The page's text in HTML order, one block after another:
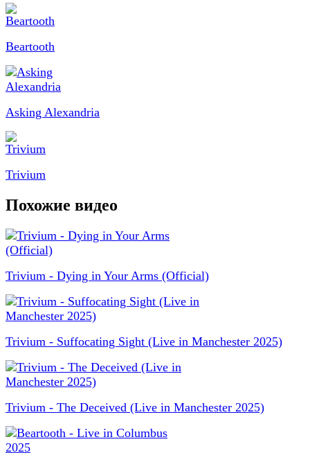
Beartooth
Asking Alexandria
Trivium
Похожие видео
Trivium - Dying in Your Arms (Official)
Trivium - Suffocating Sight (Live in Manchester 2025)
Trivium - The Deceived (Live in Manchester 2025)